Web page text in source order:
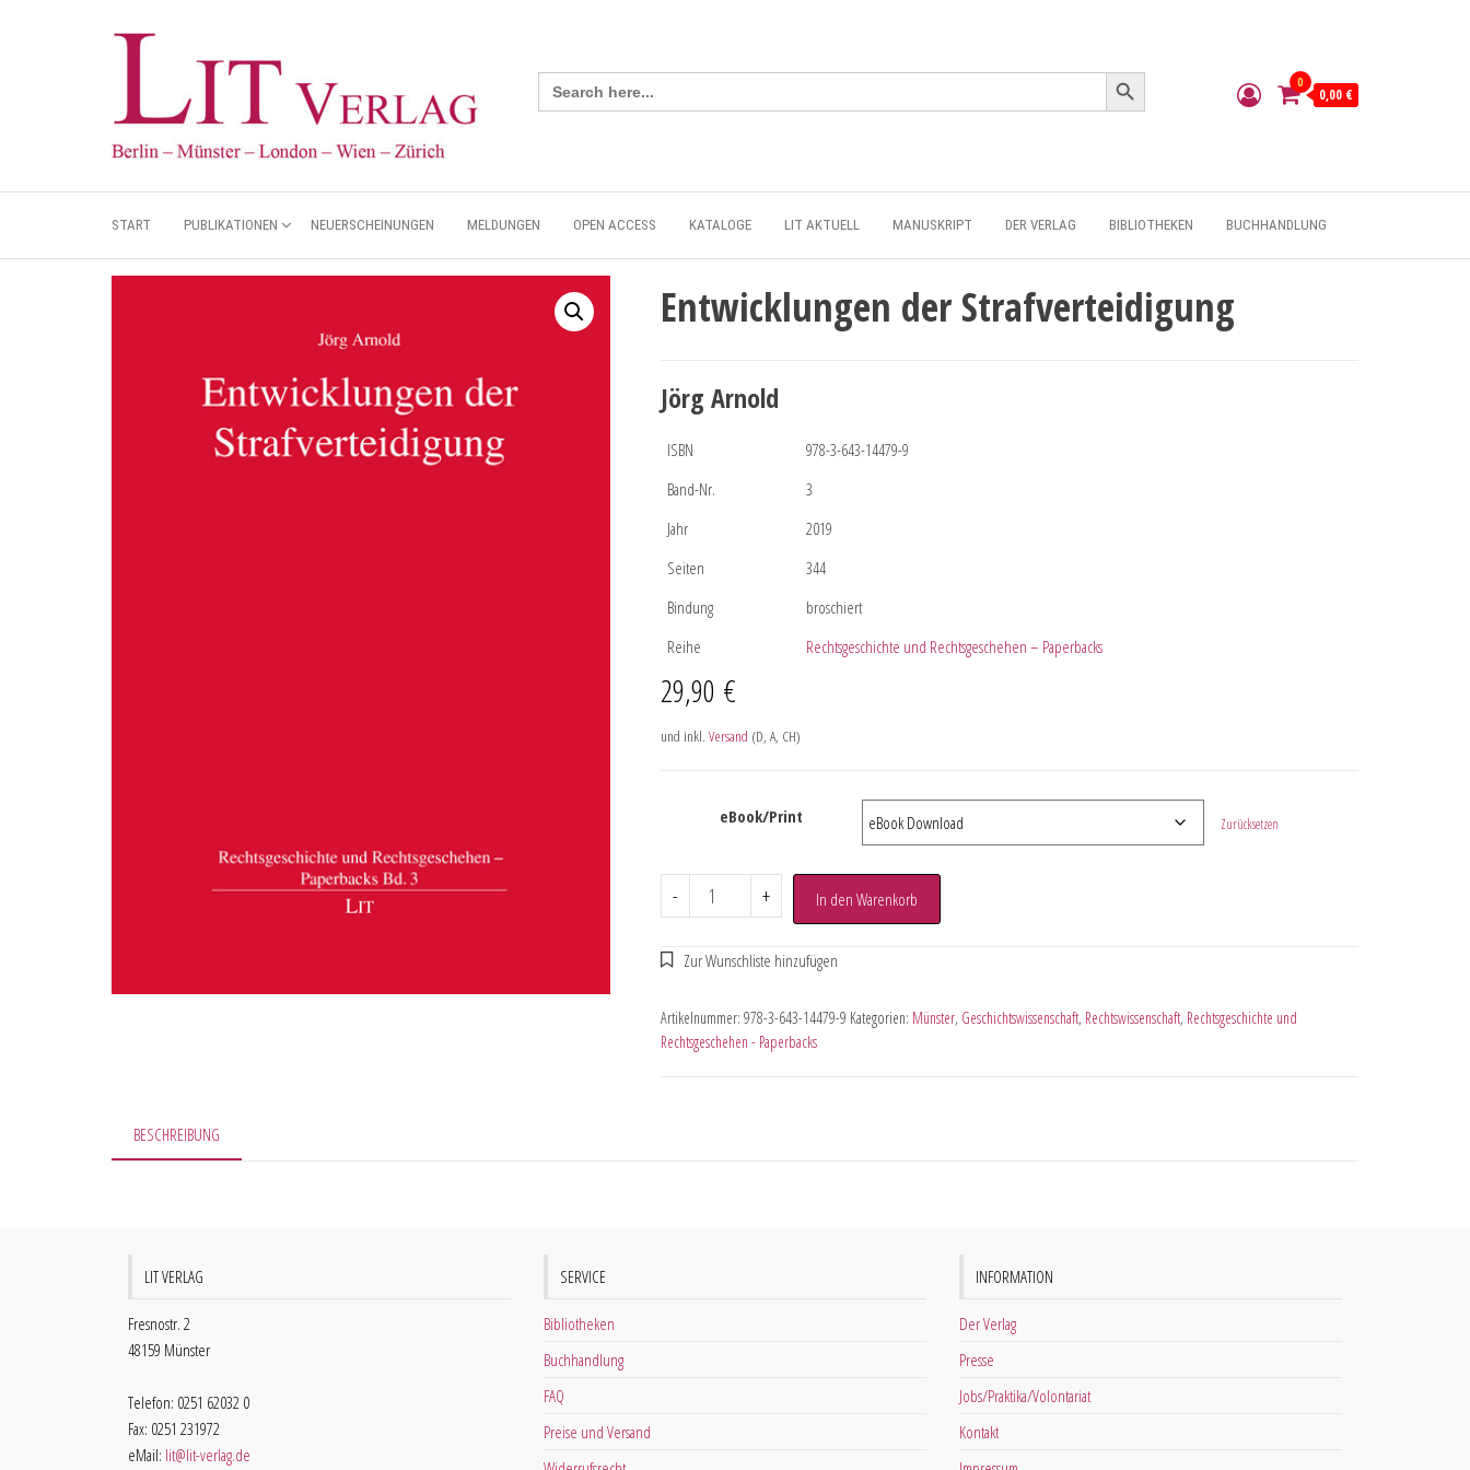
Search
for:
Search Button
0
0,00 €
START PUBLIKATIONEN NEUERSCHEINUNGEN MELDUNGEN OPEN ACCESS KATALOGE LIT AKTUELL MANUSKRIPT DER VERLAG BIBLIOTHEKEN BUCHHANDLUNG
Entwicklungen der Strafverteidigung
Jörg Arnold
ISBN
978-3-643-14479-9
Band-Nr.
3
Jahr
2019
Seiten
344
Bindung
broschiert
Reihe
Rechtsgeschichte und Rechtsgeschehen – Paperbacks
29,90 €
und inkl. Versand (D, A, CH)
eBook/Print Zurücksetzen
- + In den Warenkorb
Artikelnummer: 978-3-643-14479-9 Kategorien: Münster, Geschichtswissenschaft, Rechtswissenschaft, Rechtsgeschichte und
Rechtsgeschehen - Paperbacks
BESCHREIBUNG
LIT VERLAG
Fresnostr. 2
48159 Münster
Telefon: 0251 62032 0
Fax: 0251 231972
eMail: lit@lit-verlag.de
SERVICE
Bibliotheken
Buchhandlung
FAQ
Preise und Versand
INFORMATION
Der Verlag
Presse
Jobs/Praktika/Volontariat
Kontakt